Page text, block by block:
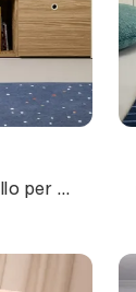
Camerette con letti a castello per bambini: scopri il modello in melaminico Castello Skid di Nidi per stanzette moderne.